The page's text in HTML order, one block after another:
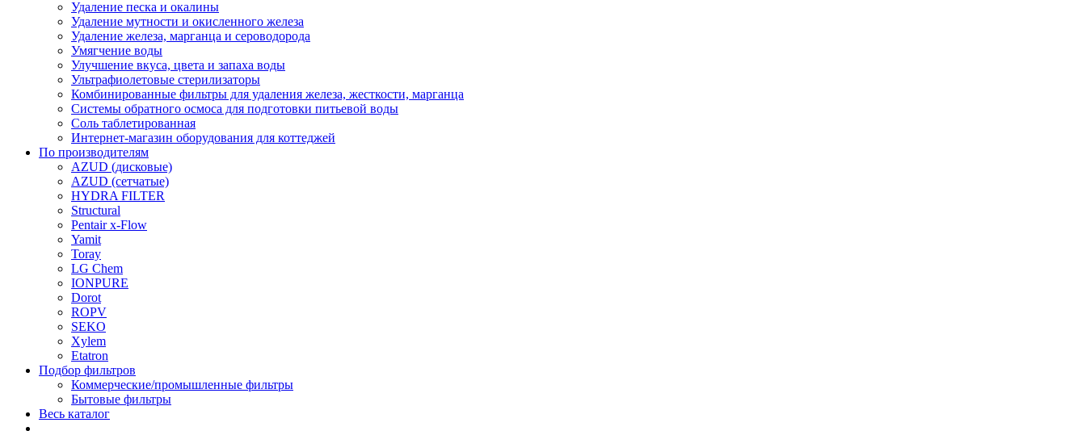
Удаление песка и окалины
Удаление мутности и окисленного железа
Удаление железа, марганца и сероводорода
Умягчение воды
Улучшение вкуса, цвета и запаха воды
Ультрафиолетовые стерилизаторы
Комбинированные фильтры для удаления железа, жесткости, марганца
Системы обратного осмоса для подготовки питьевой воды
Соль таблетированная
Интернет-магазин оборудования для коттеджей
По производителям
AZUD (дисковые)
AZUD (сетчатые)
HYDRA FILTER
Structural
Pentair x-Flow
Yamit
Toray
LG Chem
IONPURE
Dorot
ROPV
SEKO
Xylem
Etatron
Подбор фильтров
Коммерческие/промышленные фильтры
Бытовые фильтры
Весь каталог